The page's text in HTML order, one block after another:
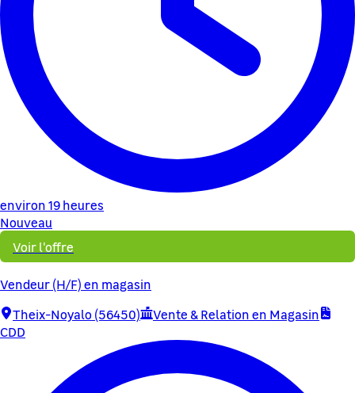
environ 19 heures
Nouveau
Voir l'offre
Vendeur (H/F) en magasin
Theix-Noyalo (56450)
Vente & Relation en Magasin
CDD